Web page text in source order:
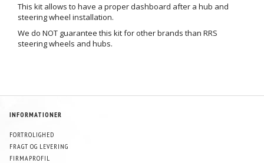
This kit allows to have a proper dashboard after a hub and
steering wheel installation.
We do NOT guarantee this kit for other brands than RRS
steering wheels and hubs.
INFORMATIONER
FORTROLIGHED
FRAGT OG LEVERING
FIRMAPROFIL